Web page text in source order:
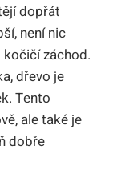
dopřát
není nic
záchod.
dřevo je
Tento
ale také je
dobře